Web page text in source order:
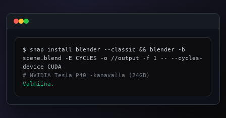
$ snap install blender --classic && blender -b
scene.blend -E CYCLES -o //output -f 1 -- --cycles-
# NVIDIA Tesla P40 -kanavalla (24GB)
Valmiina.